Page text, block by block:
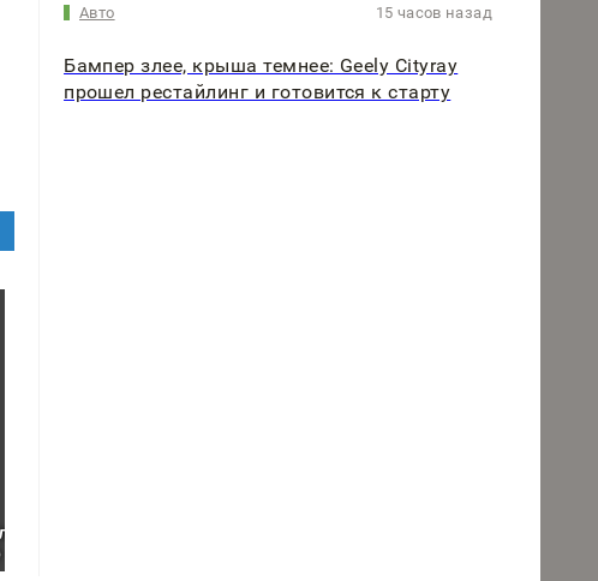
Авто 15 часов назад
Бампер злее, крыша темнее: Geely Cityray
прошел рестайлинг и готовится к старту